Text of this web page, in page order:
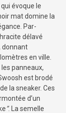
évoque le
mat domine la
Par-
délavé
donnant
en ville.
panneaux,
est brodé
la sneaker. Ces
d’un
”. La semelle